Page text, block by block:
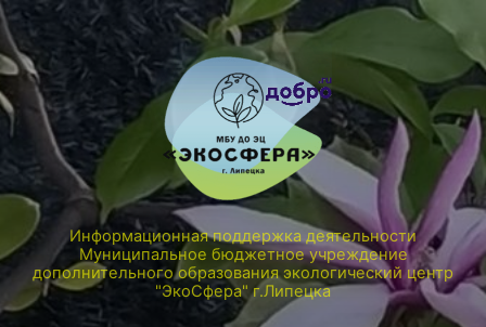
Информационная поддержка деятельности
Муниципальное бюджетное учреждение
дополнительного образования экологический центр
"ЭкоСфера" г.Липецка